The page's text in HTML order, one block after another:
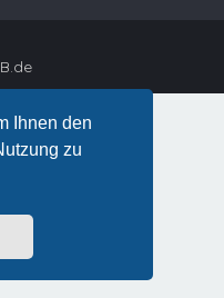
Ihnen den
zu